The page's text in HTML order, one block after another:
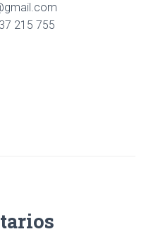
215 755